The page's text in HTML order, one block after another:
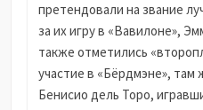
претендовали на звание
за их игру в «Вавилоне»,
также отметились
участие в «Бёрдмэне», там
Бенисио дель Торо,